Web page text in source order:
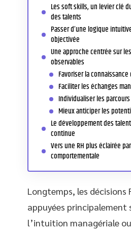
Les soft skills, un levier clé
des talents
Passer d’une logique
objectivée
Une approche centrée sur
observables
Favoriser la
Faciliter les échanges
Individualiser les
Mieux anticiper les
Le développement des
continue
Vers une RH plus éclairée
comportementale
Longtemps, les décisions
appuyées principalement
l’intuition managériale